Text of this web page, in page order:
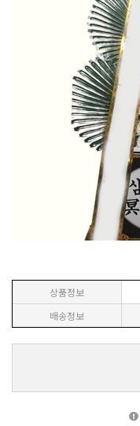
상품정보
배송정보